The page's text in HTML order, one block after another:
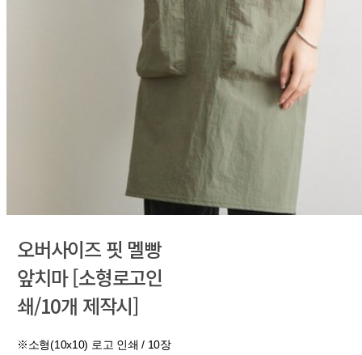
오버사이즈 핏 멜빵
앞치마 [소형로고인
쇄/10개 제작시]
※소형(10x10) 로고 인쇄 / 10장